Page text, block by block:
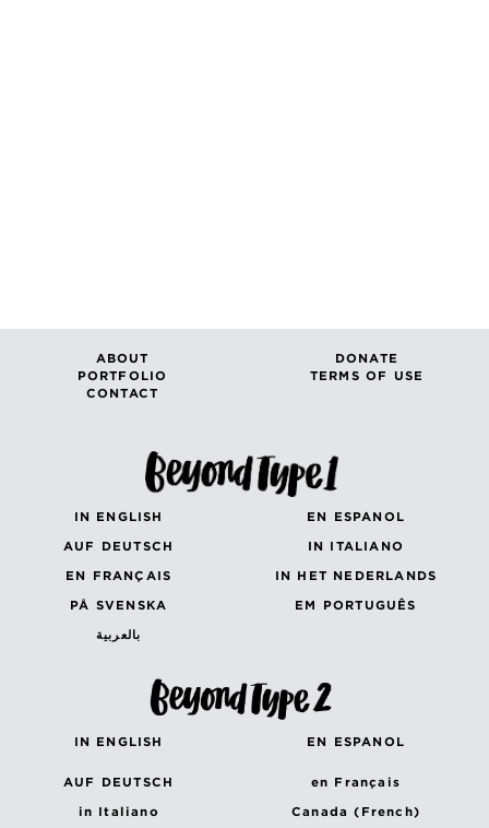
ABOUT
DONATE
PORTFOLIO
TERMS OF USE
CONTACT
IN ENGLISH
EN ESPANOL
AUF DEUTSCH
IN ITALIANO
EN FRANÇAIS
IN HET NEDERLANDS
PÅ SVENSKA
EM PORTUGUÊS
بالعربية
IN ENGLISH EN ESPANOL
AUF DEUTSCH
en Français
in Italiano
Canada (French)